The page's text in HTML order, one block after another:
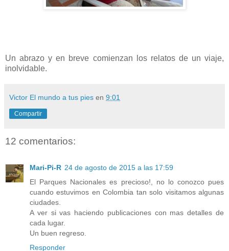
Un abrazo y en breve comienzan los relatos de un viaje,
inolvidable.
Victor El mundo a tus pies en 9:01
Compartir
12 comentarios:
Mari-Pi-R 24 de agosto de 2015 a las 17:59
El Parques Nacionales es precioso!, no lo conozco pues
cuando estuvimos en Colombia tan solo visitamos algunas
ciudades.
A ver si vas haciendo publicaciones con mas detalles de
cada lugar.
Un buen regreso.
Responder